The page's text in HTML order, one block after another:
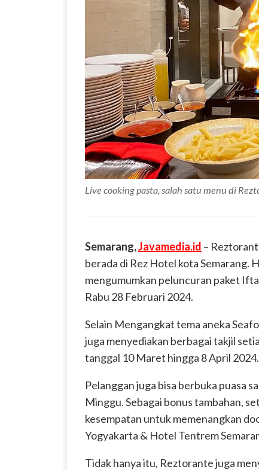
Live cooking pasta, salah satu menu di
Semarang,Javamedia.id –
berada di Rez Hotel kota Semarang.
mengumumkan peluncuran paket
Rabu 28 Februari 2024.
Selain Mengangkat tema aneka
juga menyediakan berbagai takjil
tanggal 10 Maret hingga 8 April 2024.
Pelanggan juga bisa berbuka puasa
Minggu. Sebagai bonus tambahan,
kesempatan untuk memenangkan
Yogyakarta & Hotel Tentrem
Tidak hanya itu, Reztorante juga